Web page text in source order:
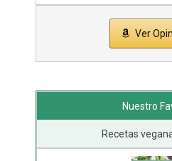
Ver
Nuestro
Recetas